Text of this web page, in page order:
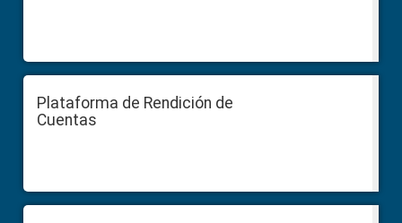
Plataforma de Rendición de
Cuentas